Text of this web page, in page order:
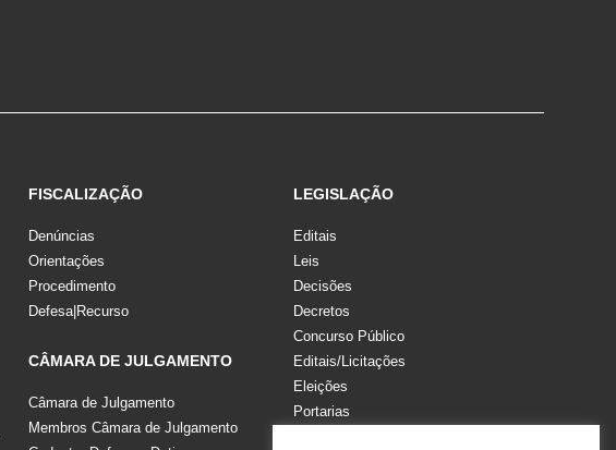
FISCALIZAÇÃO
Denúncias
Orientações
Procedimento
Defesa|Recurso
CÂMARA DE JULGAMENTO
Câmara de Julgamento
Membros Câmara de Julgamento
LEGISLAÇÃO
Editais
Leis
Decisões
Decretos
Concurso Público
Editais/Licitações
Eleições
Portarias